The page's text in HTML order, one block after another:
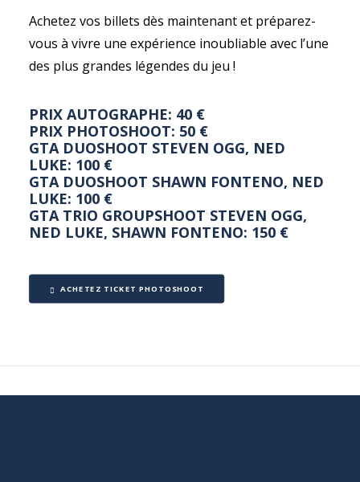
Achetez vos billets dès maintenant et préparez-
vous à vivre une expérience inoubliable avec l’une
des plus grandes légendes du jeu !
PRIX AUTOGRAPHE: 40 €
PRIX PHOTOSHOOT: 50 €
GTA DUOSHOOT STEVEN OGG, NED
LUKE: 100 €
GTA DUOSHOOT SHAWN FONTENO, NED
LUKE: 100 €
GTA TRIO GROUPSHOOT STEVEN OGG,
NED LUKE, SHAWN FONTENO: 150 €
ACHETEZ TICKET PHOTOSHOOT